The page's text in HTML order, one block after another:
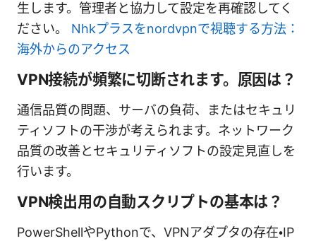
生します。管理者と協力して設定を再確認してく
ださい。 Nhkプラスをnordvpnで視聴する方法：
海外からのアクセス
VPN接続が頻繁に切断されます。原因は？
通信品質の問題、サーバの負荷、またはセキュリ
ティソフトの干渉が考えられます。ネットワーク
品質の改善とセキュリティソフトの設定見直しを
行います。
VPN検出用の自動スクリプトの基本は？
PowerShellやPythonで、VPNアダプタの存在・IP